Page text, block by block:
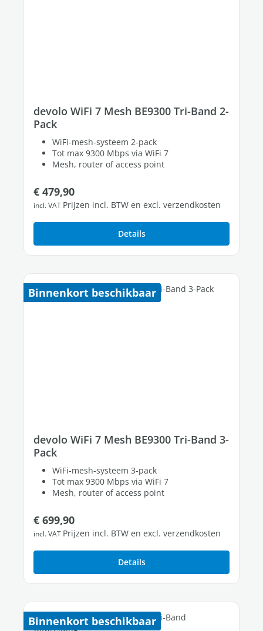
devolo WiFi 7 Mesh BE9300 Tri-Band 2-
Pack
WiFi-mesh-systeem 2-pack
Tot max 9300 Mbps via WiFi 7
Mesh, router of access point
Normale prijs:
€ 479,90
incl. VAT Prijzen incl. BTW en excl. verzendkosten
Details
Binnenkort beschikbaar
devolo WiFi 7 Mesh BE9300 Tri-Band 3-
Pack
WiFi-mesh-systeem 3-pack
Tot max 9300 Mbps via WiFi 7
Mesh, router of access point
Normale prijs:
€ 699,90
incl. VAT Prijzen incl. BTW en excl. verzendkosten
Details
Binnenkort beschikbaar